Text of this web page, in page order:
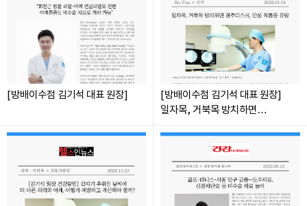
[방배이수점 김기석 대표 원장]
[방배이수점 김기석 대표 원장]
일자목, 거북목 방치하면